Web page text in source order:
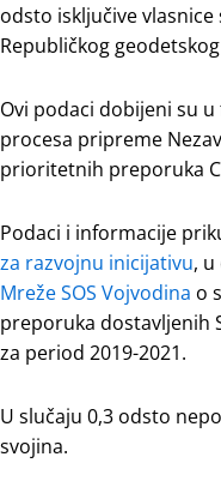
odsto isključive
Republičkog
Ovi podaci dobijeni su
procesa pripreme
prioritetnih preporuka
Podaci i informacije
za razvojnu inicijativu,
Mreže SOS Vojvodina o
preporuka dostavljenih
za period 2019-2021.
U slučaju 0,3 odsto
svojina.